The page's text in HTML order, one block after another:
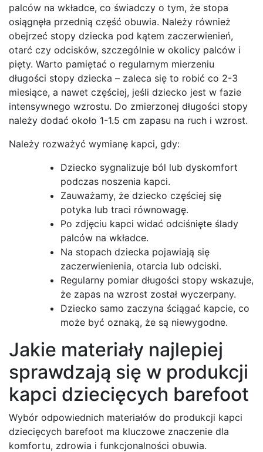
palców na wkładce, co świadczy o tym, że stopa
osiągnęła przednią część obuwia. Należy również
obejrzeć stopy dziecka pod kątem zaczerwienień,
otarć czy odcisków, szczególnie w okolicy palców i
pięty. Warto pamiętać o regularnym mierzeniu
długości stopy dziecka – zaleca się to robić co 2-3
miesiące, a nawet częściej, jeśli dziecko jest w fazie
intensywnego wzrostu. Do zmierzonej długości stopy
należy dodać około 1-1.5 cm zapasu na ruch i wzrost.
Należy rozważyć wymianę kapci, gdy:
Dziecko sygnalizuje ból lub dyskomfort
podczas noszenia kapci.
Zauważamy, że dziecko częściej się
potyka lub traci równowagę.
Po zdjęciu kapci widać odciśnięte ślady
palców na wkładce.
Na stopach dziecka pojawiają się
zaczerwienienia, otarcia lub odciski.
Regularny pomiar długości stopy wskazuje,
że zapas na wzrost został wyczerpany.
Dziecko samo zaczyna ściągać kapcie, co
może być oznaką, że są niewygodne.
Jakie materiały najlepiej
sprawdzają się w produkcji
kapci dziecięcych barefoot
Wybór odpowiednich materiałów do produkcji kapci
dziecięcych barefoot ma kluczowe znaczenie dla
komfortu, zdrowia i funkcjonalności obuwia.